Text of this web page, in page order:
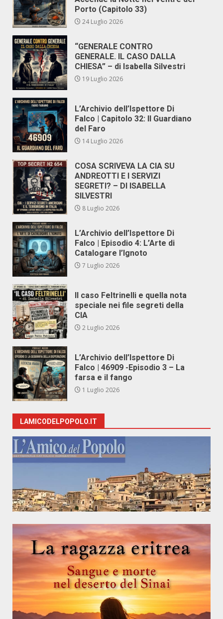
Porto (Capitolo 33)
24 Luglio 2026
“GENERALE CONTRO
GENERALE. IL CASO DALLA
CHIESA” – di Isabella Silvestri
19 Luglio 2026
L’Archivio dell’Ispettore Di
Falco | Capitolo 32: Il Guardiano
del Faro
14 Luglio 2026
COSA SCRIVEVA LA CIA SU
ANDREOTTI E I SERVIZI
SEGRETI? – DI ISABELLA
SILVESTRI
8 Luglio 2026
L’Archivio dell’Ispettore Di
Falco | Episodio 4: L’Arte di
Catalogare l’Ignoto
7 Luglio 2026
Il caso Feltrinelli e quella nota
speciale nei file segreti della
CIA
2 Luglio 2026
L’Archivio dell’Ispettore Di
Falco | 46909 -Episodio 3 – La
farsa e il fango
1 Luglio 2026
LAMICODELPOPOLO.IT